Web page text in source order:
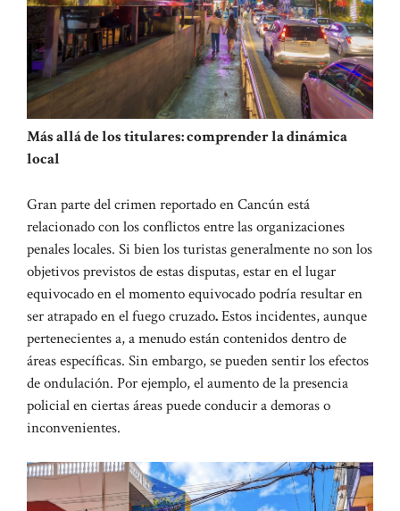
Más allá de los titulares: comprender la dinámica
local
Gran parte del crimen reportado en Cancún está
relacionado con los conflictos entre las organizaciones
penales locales. Si bien los turistas generalmente no son los
objetivos previstos de estas disputas, estar en el lugar
equivocado en el momento equivocado podría resultar en
ser atrapado en el fuego cruzado.Estos incidentes, aunque
pertenecientes a, a menudo están contenidos dentro de
áreas específicas. Sin embargo, se pueden sentir los efectos
de ondulación. Por ejemplo, el aumento de la presencia
policial en ciertas áreas puede conducir a demoras o
inconvenientes.